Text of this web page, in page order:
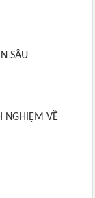
SÂU
NGHIỆM VỀ